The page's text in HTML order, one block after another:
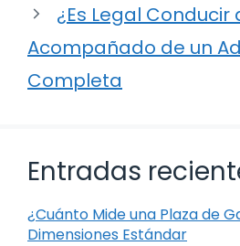
¿Es Legal Conducir
Acompañado de un
Completa
Entradas
¿Cuánto Mide una Plaza de
Dimensiones Estándar